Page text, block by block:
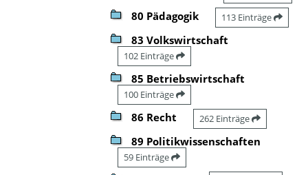
80 Pädagogik 113 Einträge
83 Volkswirtschaft
102 Einträge
85 Betriebswirtschaft
100 Einträge
86 Recht 262 Einträge
89 Politikwissenschaften
59 Einträge